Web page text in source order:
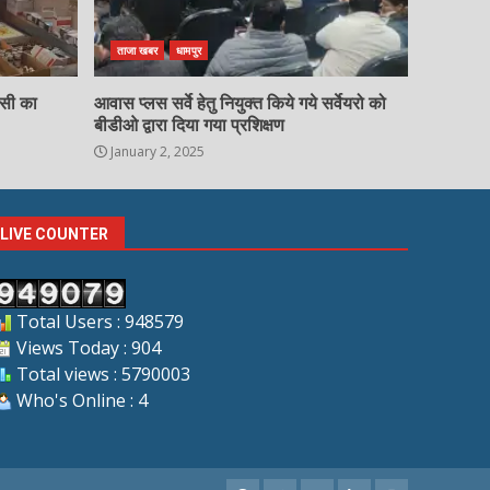
का
ताजा खबर धामपुर
आवास प्लस सर्वे हेतु नियुक्त किये गये सर्वेयरो को
बीडीओ द्वारा दिया गया प्रशिक्षण
January 2, 2025
LIVE COUNTER
Total Users : 948579
Views Today : 904
Total views : 5790003
Who's Online : 4